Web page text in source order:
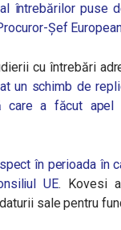
întrebărilor puse
Șef
cu întrebări
un schimb de
care a făcut
în perioada în
UE. Kovesi
sale pentru